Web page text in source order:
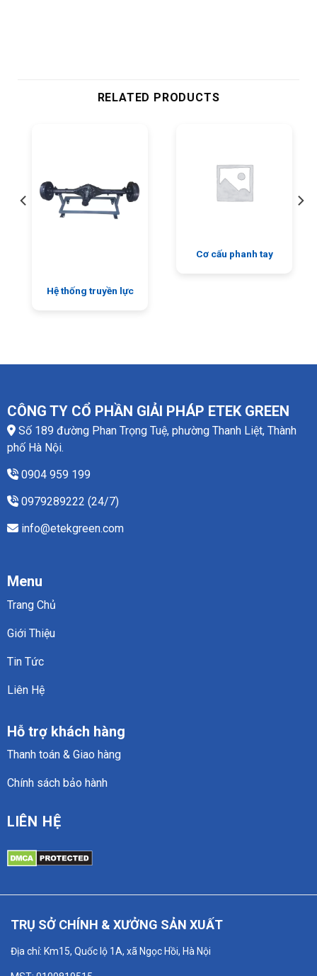
RELATED PRODUCTS
Hệ thống truyền lực
Cơ cấu phanh tay
CÔNG TY CỔ PHẦN GIẢI PHÁP ETEK GREEN
Số 189 đường Phan Trọng Tuệ, phường Thanh Liệt, Thành
phố Hà Nội.
0904 959 199
0979289222 (24/7)
info@etekgreen.com
Menu
Trang Chủ
Giới Thiệu
Tin Tức
Liên Hệ
Hỗ trợ khách hàng
Thanh toán & Giao hàng
Chính sách bảo hành
LIÊN HỆ
TRỤ SỞ CHÍNH & XƯỞNG SẢN XUẤT
Địa chỉ: Km15, Quốc lộ 1A, xã Ngọc Hồi, Hà Nội